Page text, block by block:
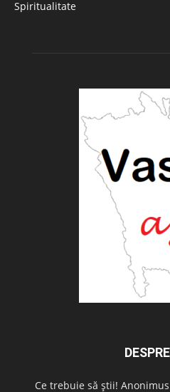
Spiritualitate
Ce trebuie să știi!